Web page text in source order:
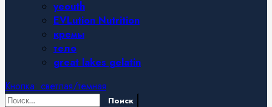
yeouth
EVLution Nutrition
кремы
тело
great lakes gelatin
Кнопка: светлая/темная
Найти: